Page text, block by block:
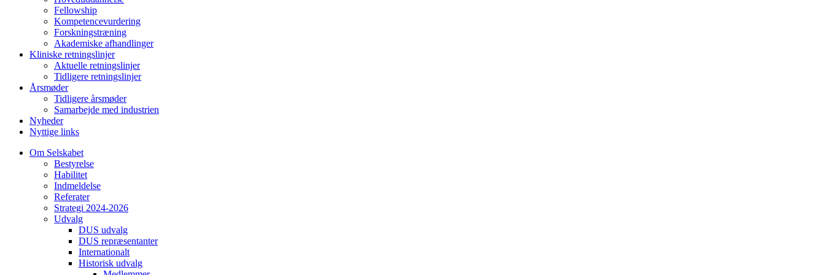
Fellowship
Kompetencevurdering
Forskningstræning
Akademiske afhandlinger
Kliniske retningslinjer
Aktuelle retningslinjer
Tidligere retningslinjer
Årsmøder
Tidligere årsmøder
Samarbejde med industrien
Nyheder
Nyttige links
Om Selskabet
Bestyrelse
Habilitet
Indmeldelse
Referater
Strategi 2024-2026
Udvalg
DUS udvalg
DUS repræsentanter
Internationalt
Historisk udvalg